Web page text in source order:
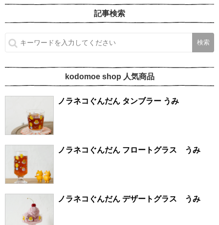
記事検索
kodomoe shop 人気商品
ノラネコぐんだん タンブラー うみ
ノラネコぐんだん フロートグラス うみ
ノラネコぐんだん デザートグラス うみ